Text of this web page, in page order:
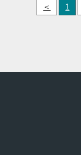
＜ 1